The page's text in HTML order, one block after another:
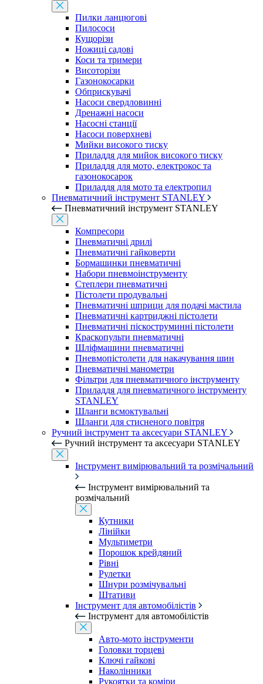
Пилки ланцюгові
Пилососи
Кущорізи
Ножиці садові
Коси та тримери
Висоторізи
Газонокосарки
Обприскувачі
Насоси свердловинні
Дренажні насоси
Насосні станції
Насоси поверхневі
Мийки високого тиску
Приладдя для мийок високого тиску
Приладдя для мото, електрокос та
газонокосарок
Приладдя для мото та електропил
Пневматичний інструмент STANLEY
Пневматичний інструмент STANLEY
Компресори
Пневматичні дрилі
Пневматичні гайковерти
Бормашинки пневматичні
Набори пневмоінструменту
Степлери пневматичні
Пістолети продувальні
Пневматичні шприци для подачі мастила
Пневматичні картриджні пістолети
Пневматичні піскоструминні пістолети
Краскопульти пневматичні
Шліфмашини пневматичні
Пневмопістолети для накачування шин
Пневматичні манометри
Фільтри для пневматичного інструменту
Приладдя для пневматичного інструменту
STANLEY
Шланги всмоктувальні
Шланги для стисненого повітря
Ручний інструмент та аксесуари STANLEY
Ручний інструмент та аксесуари STANLEY
Інструмент вимірювальний та розмічальний
Інструмент вимірювальний та
розмічальний
Кутники
Лінійки
Мультиметри
Порошок крейдяний
Рівні
Рулетки
Шнури розмічувальні
Штативи
Інструмент для автомобілістів
Інструмент для автомобілістів
Авто-мото інструменти
Головки торцеві
Ключі гайкові
Наколінники
Рукоятки та коміри